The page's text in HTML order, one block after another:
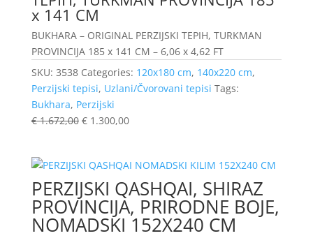
x 141 CM
BUKHARA – ORIGINAL PERZIJSKI TEPIH, TURKMAN
PROVINCIJA 185 x 141 CM – 6,06 x 4,62 FT
SKU: 3538 Categories: 120x180 cm, 140x220 cm,
Perzijski tepisi, Uzlani/Čvorovani tepisi Tags:
Bukhara, Perzijski
€1.672,00 €1.300,00
PERZIJSKI QASHQAI, SHIRAZ
PROVINCIJA, PRIRODNE BOJE,
NOMADSKI 152X240 CM